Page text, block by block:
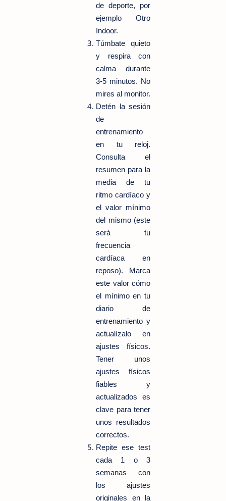
de deporte, por
ejemplo Otro
Indoor.
Túmbate quieto
y respira con
calma durante
3-5 minutos. No
mires al monitor.
Detén la sesión
de
entrenamiento
en tu reloj.
Consulta el
resumen para la
media de tu
ritmo cardíaco y
el valor mínimo
del mismo (este
será tu
frecuencia
cardíaca en
reposo). Marca
este valor cómo
el mínimo en tu
diario de
entrenamiento y
actualízalo en
ajustes físicos.
Tener unos
ajustes físicos
fiables y
actualizados es
clave para tener
unos resultados
correctos.
Repite ese test
cada 1 o 3
semanas con
los ajustes
originales en la